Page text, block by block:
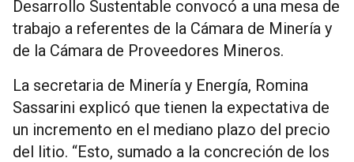
Desarrollo Sustentable convocó a una mesa de
trabajo a referentes de la Cámara de Minería y
de la Cámara de Proveedores Mineros.
La secretaria de Minería y Energía, Romina
Sassarini explicó que tienen la expectativa de
un incremento en el mediano plazo del precio
del litio. “Esto, sumado a la concreción de los